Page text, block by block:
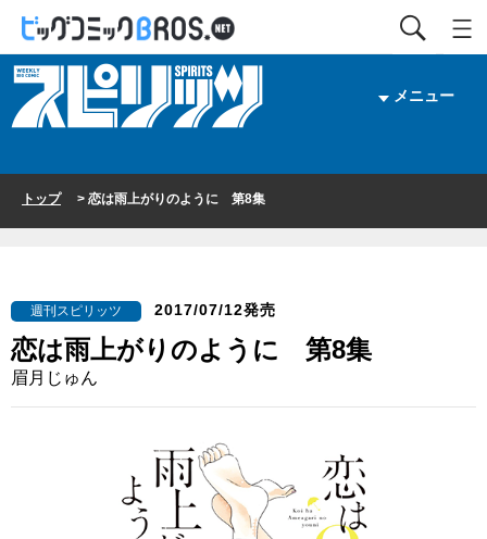
メニュー
トップ> 恋は雨上がりのように 第8集
週刊スピリッツ 2017/07/12発売
恋は雨上がりのように 第8集
眉月じゅん